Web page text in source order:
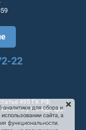
22
495 ГК РФ.
у менеджера.
рассылку
для сбора и
сайта, а
функциональности.